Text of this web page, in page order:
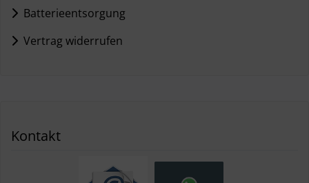
Batterieentsorgung
Vertrag widerrufen
Kontakt